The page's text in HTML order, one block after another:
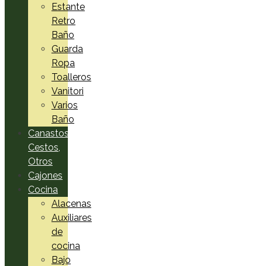
Estante
Retro
Baño
Guarda
Ropa
Toalleros
Vanitori
Varios
Baño
Canastos,
Cestos,
Otros
Cajones
Cocina
Alacenas
Auxiliares
de
cocina
Bajo